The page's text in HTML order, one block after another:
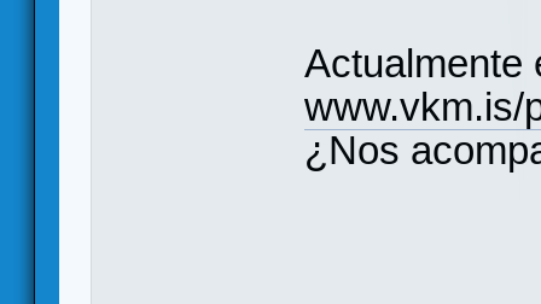
Actualmente
www.vkm.is/
¿Nos